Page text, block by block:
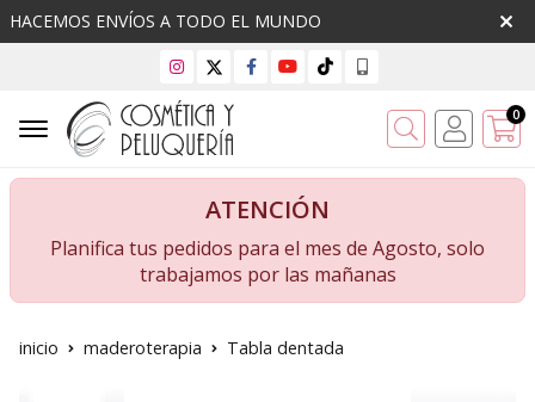
HACEMOS ENVÍOS A TODO EL MUNDO
Buscar 0
ATENCIÓN
Planifica tus pedidos para el mes de Agosto, solo
trabajamos por las mañanas
inicio maderoterapia Tabla dentada